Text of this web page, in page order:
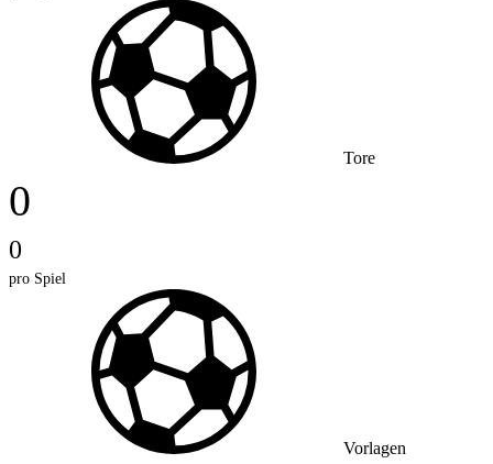
Tore
0
0
pro Spiel
Vorlagen